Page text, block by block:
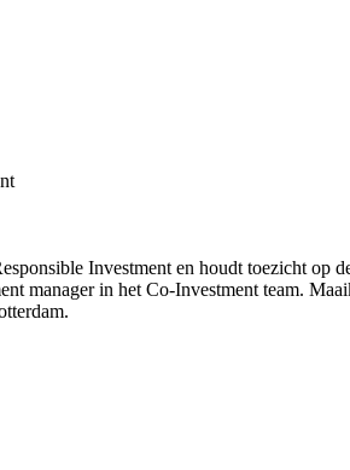
Investment en houdt toezicht
manager in het Co-Investment team.